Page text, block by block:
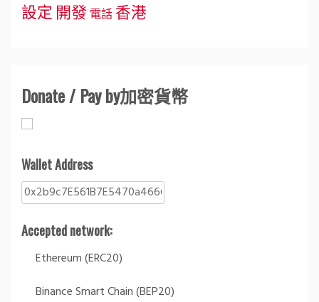
設定 開發電話香港
Donate / Pay by加密貨幣
Wallet Address
Accepted network:
Ethereum (ERC20)
Binance Smart Chain (BEP20)